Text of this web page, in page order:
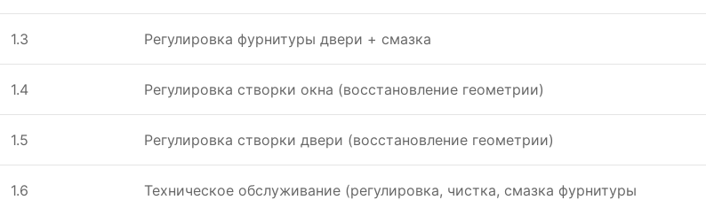
1.3 Регулировка фурнитуры двери + смазка
1.4 Регулировка створки окна (восстановление геометрии)
1.5 Регулировка створки двери (восстановление геометрии)
1.6
Техническое обслуживание (регулировка, чистка, смазка фурнитуры